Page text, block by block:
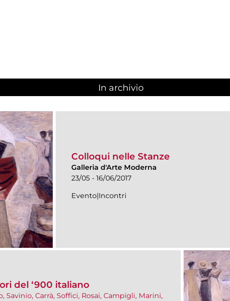
In archivio
Colloqui nelle Stanze
Galleria d'Arte Moderna
23/05 - 16/06/2017
Evento|Incontri
del ‘900 italiano
Savinio, Carrà, Soffici, Rosai, Campigli, Marini,